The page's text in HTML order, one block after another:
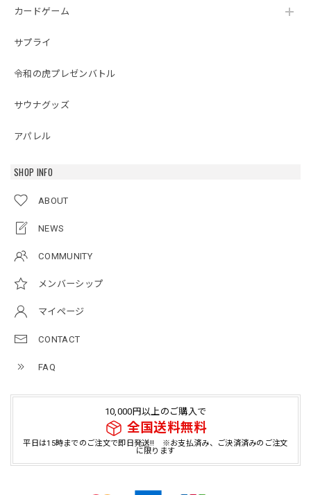
カードゲーム
サプライ
令和の虎プレゼンバトル
サウナグッズ
アパレル
SHOP INFO
ABOUT
NEWS
COMMUNITY
メンバーシップ
マイページ
CONTACT
FAQ
10,000円以上のご購入で
全国送料無料
平日は15時までのご注文で即日発送!! ※お支払済み、ご決済済みのご注文
に限ります